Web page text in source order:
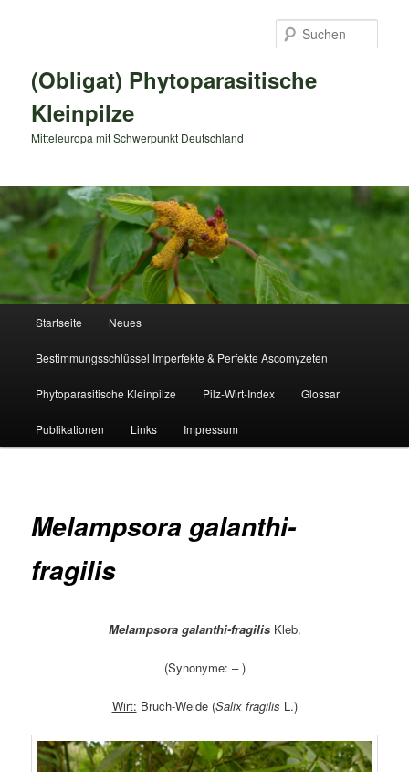
(Obligat) Phytoparasitische
Kleinpilze
Mitteleuropa mit Schwerpunkt Deutschland
Startseite Neues
Bestimmungsschlüssel Imperfekte & Perfekte Ascomyzeten
Phytoparasitische Kleinpilze Pilz-Wirt-Index Glossar
Publikationen Links Impressum
Melampsora galanthi-
fragilis
Melampsora galanthi-fragilisKleb.
(Synonyme: – )
Wirt: Bruch-Weide (Salix fragilis L.)